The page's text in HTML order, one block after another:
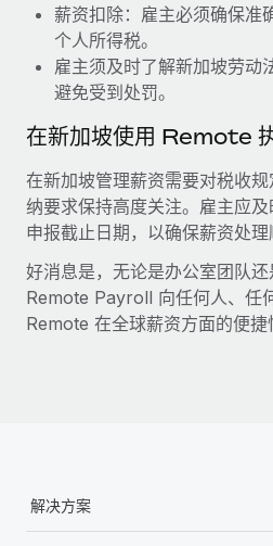
薪资扣除：雇主必须确保准
个人所得税。
雇主须及时了解新加坡劳动
避免受到处罚。
在新加坡使用 Remote
在新加坡管理薪资需要对税收
纳要求保持高度关注。雇主应
申报截止日期，以确保薪资处理
好消息是，无论是办公室团队
Remote Payroll 向任何人、任
Remote 在全球薪资方面的便捷
解决方案